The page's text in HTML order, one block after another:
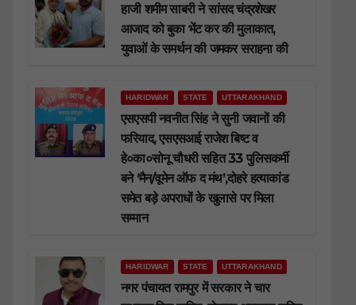
हाजी शमीम साबरी ने सांसद चंद्रशेखर
आजाद को बुका भेंट कर की मुलाकात,
युवाओं के समर्थन की जमकर सराहना की
HARIDWAR STATE UTTARAKHAND
एसएसपी नवनीत सिंह ने सुनी जवानों की
फरियाद, एसएसआई राजेश बिष्ट व
हे०का०सोनू चौधरी सहित 33 पुलिसकर्मी
बने ‘मैन/वूमेन ऑफ द मंथ’,दोहरे हत्याकांड
समेत बड़े अपराधों के खुलासे पर मिला
सम्मान
HARIDWAR STATE UTTARAKHAND
नगर पंचायत रामपुर में सरकार ने चार